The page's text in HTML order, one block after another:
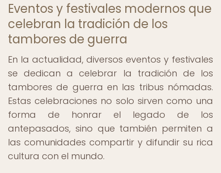
Eventos y festivales modernos que
celebran la tradición de los
tambores de guerra
En la actualidad, diversos eventos y festivales
se dedican a celebrar la tradición de los
tambores de guerra en las tribus nómadas.
Estas celebraciones no solo sirven como una
forma de honrar el legado de los
antepasados, sino que también permiten a
las comunidades compartir y difundir su rica
cultura con el mundo.